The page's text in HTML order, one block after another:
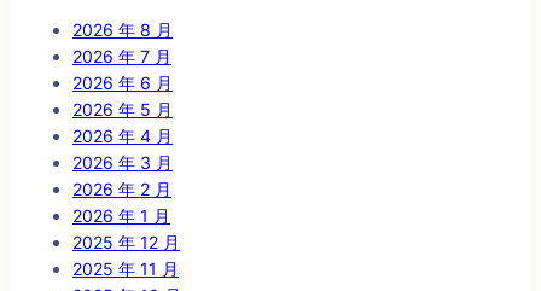
2026 年 8 月
2026 年 7 月
2026 年 6 月
2026 年 5 月
2026 年 4 月
2026 年 3 月
2026 年 2 月
2026 年 1 月
2025 年 12 月
2025 年 11 月